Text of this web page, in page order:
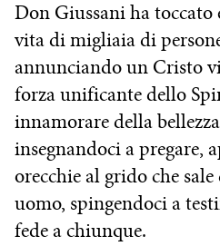
Don Giussani ha toccato
vita di migliaia di
annunciando un Cristo
forza unificante dello
innamorare della
insegnandoci a pregare,
orecchie al grido che
uomo, spingendoci a
fede a chiunque.